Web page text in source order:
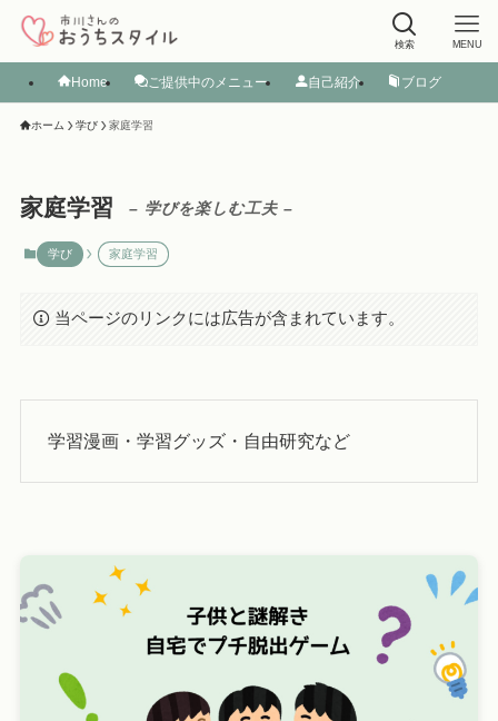
検索 MENU
Home ご提供中のメニュー 自己紹介 ブログ
ホーム 学び 家庭学習
家庭学習 – 学びを楽しむ工夫 –
学び 家庭学習
当ページのリンクには広告が含まれています。
学習漫画・学習グッズ・自由研究など